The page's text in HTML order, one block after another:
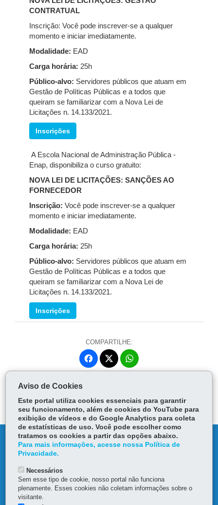
CONTRATUAL
Inscrição: Você pode inscrever-se a qualquer
momento e iniciar imediatamente.
Modalidade: EAD
Carga horária: 25h
Público-alvo: Servidores públicos que atuam em
Gestão de Políticas Públicas e a todos que
queiram se familiarizar com a Nova Lei de
Licitações n. 14.133/2021.
Inscrições
A Escola Nacional de Administração Pública -
Enap, disponibiliza o curso gratuito:
NOVA LEI DE LICITAÇÕES: SANÇÕES AO
FORNECEDOR
Inscrição: Você pode inscrever-se a qualquer
momento e iniciar imediatamente.
Modalidade: EAD
Carga horária: 25h
Público-alvo: Servidores públicos que atuam em
Gestão de Políticas Públicas e a todos que
queiram se familiarizar com a Nova Lei de
Licitações n. 14.133/2021.
Inscrições
COMPARTILHE:
Fa
ce
er
ha
p
Voltar
DENUNCIE CORRUPÇÃO
TRANSPARÊNCIA INSTITUCIONAL
Aviso de Cookies
Este portal utiliza cookies essenciais para garantir
seu funcionamento, além de cookies do YouTube para
exibição de vídeos e do Google Analytics para coleta
de estatísticas de uso. Você pode escolher como
tratamos os cookies a partir das opções abaixo.
Para mais informações, acesse nossa Política de
Privacidade.
Necessários
Sem esse tipo de cookie, nosso portal não funciona
plenamente. Esses cookies não coletam informações sobre o
visitante.